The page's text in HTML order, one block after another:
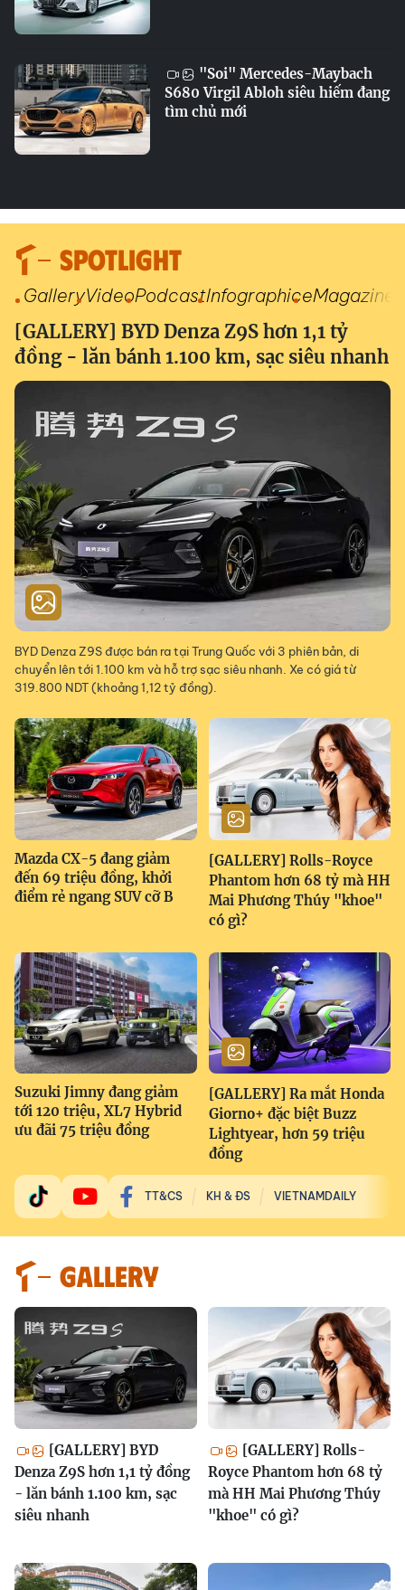
"Soi" Mercedes-Maybach
S680 Virgil Abloh siêu hiếm đang
tìm chủ mới
SPOTLIGHT
GalleryVideoPodcastInfographiceMagazine
[GALLERY] BYD Denza Z9S hơn 1,1 tỷ
đồng - lăn bánh 1.100 km, sạc siêu nhanh
BYD Denza Z9S được bán ra tại Trung Quốc với 3 phiên bản, di
chuyển lên tới 1.100 km và hỗ trợ sạc siêu nhanh. Xe có giá từ
319.800 NDT (khoảng 1,12 tỷ đồng).
Mazda CX-5 đang giảm
đến 69 triệu đồng, khởi
điểm rẻ ngang SUV cỡ B
[GALLERY] Rolls-Royce
Phantom hơn 68 tỷ mà HH
Mai Phương Thúy "khoe"
có gì?
Suzuki Jimny đang giảm
tới 120 triệu, XL7 Hybrid
ưu đãi 75 triệu đồng
[GALLERY] Ra mắt Honda
Giorno+ đặc biệt Buzz
Lightyear, hơn 59 triệu
đồng
TT&CS KH & ĐS VIETNAMDAILY
GALLERY
[GALLERY] BYD
Denza Z9S hơn 1,1 tỷ đồng
- lăn bánh 1.100 km, sạc
siêu nhanh
[GALLERY] Rolls-
Royce Phantom hơn 68 tỷ
mà HH Mai Phương Thúy
"khoe" có gì?